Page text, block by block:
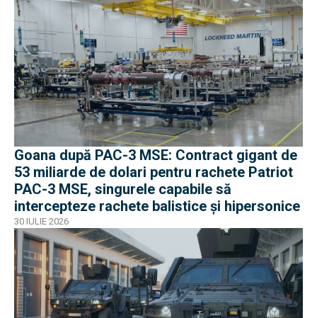
Goana după PAC-3 MSE: Contract gigant de
53 miliarde de dolari pentru rachete Patriot
PAC-3 MSE, singurele capabile să
intercepteze rachete balistice și hipersonice
30 IULIE 2026